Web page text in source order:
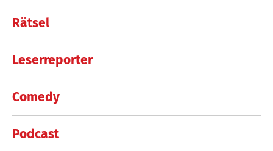
Rätsel
Leserreporter
Comedy
Podcast